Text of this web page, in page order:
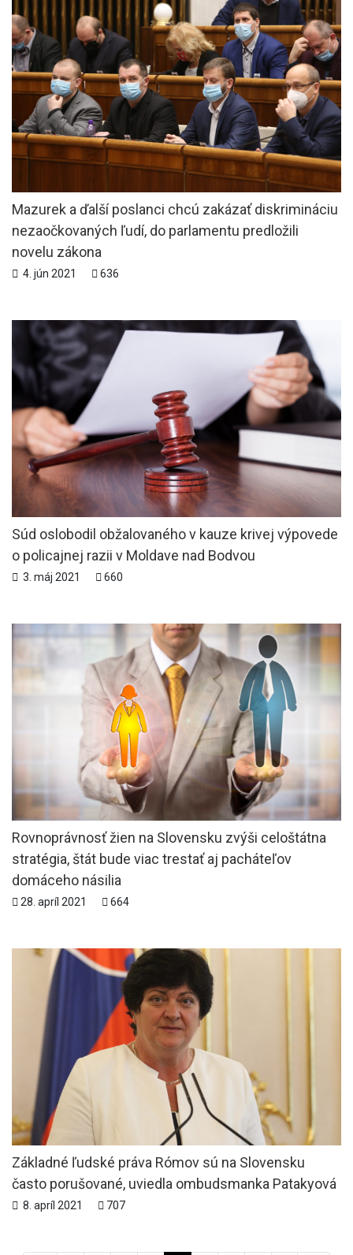
Mazurek a ďalší poslanci chcú zakázať diskrimináciu
nezaočkovaných ľudí, do parlamentu predložili
novelu zákona
4. jún 2021 636
Súd oslobodil obžalovaného v kauze krivej výpovede
o policajnej razii v Moldave nad Bodvou
3. máj 2021 660
Rovnoprávnosť žien na Slovensku zvýši celoštátna
stratégia, štát bude viac trestať aj pacháteľov
domáceho násilia
28. apríl 2021 664
Základné ľudské práva Rómov sú na Slovensku
často porušované, uviedla ombudsmanka Patakyová
8. apríl 2021 707